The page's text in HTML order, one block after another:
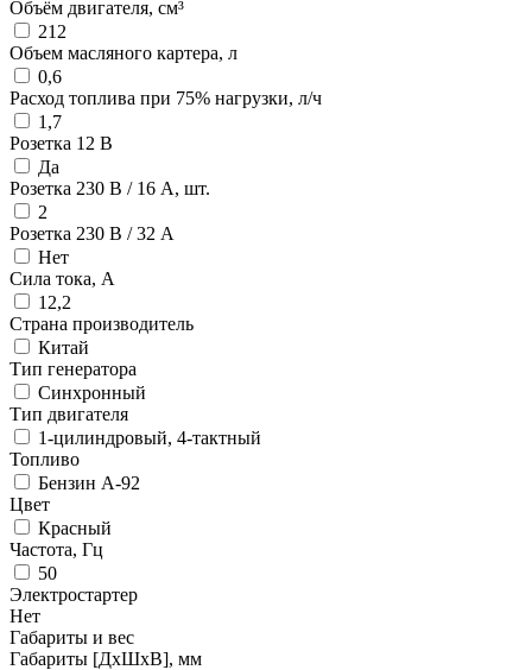
Объём двигателя, см³
212
Объем масляного картера, л
0,6
Расход топлива при 75% нагрузки, л/ч
1,7
Розетка 12 В
Да
Розетка 230 В / 16 А, шт.
2
Розетка 230 В / 32 А
Нет
Сила тока, А
12,2
Страна производитель
Китай
Тип генератора
Синхронный
Тип двигателя
1-цилиндровый, 4-тактный
Топливо
Бензин А-92
Цвет
Красный
Частота, Гц
50
Электростартер
Нет
Габариты и вес
Габариты [ДхШхВ], мм